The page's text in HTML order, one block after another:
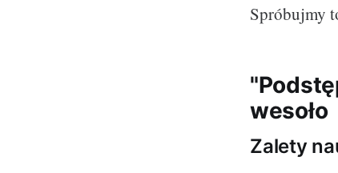
Spróbujmy
wesoło
Zalety